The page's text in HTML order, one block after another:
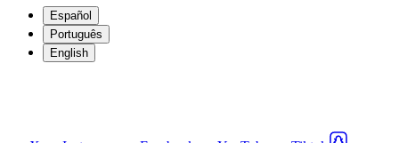
Español
Português
English